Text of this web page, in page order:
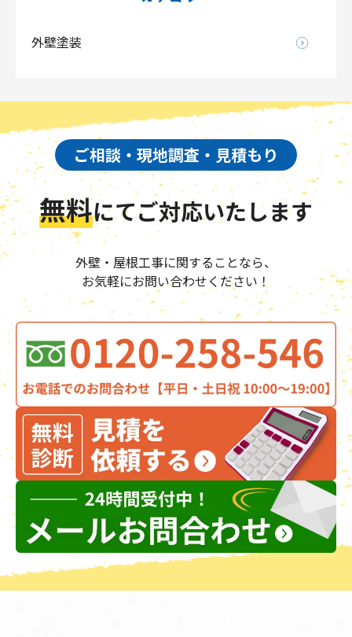
外壁塗装
ご相談・現地調査・見積もり
無料にてご対応いたします
外壁・屋根工事に関することなら、
お気軽にお問い合わせください！